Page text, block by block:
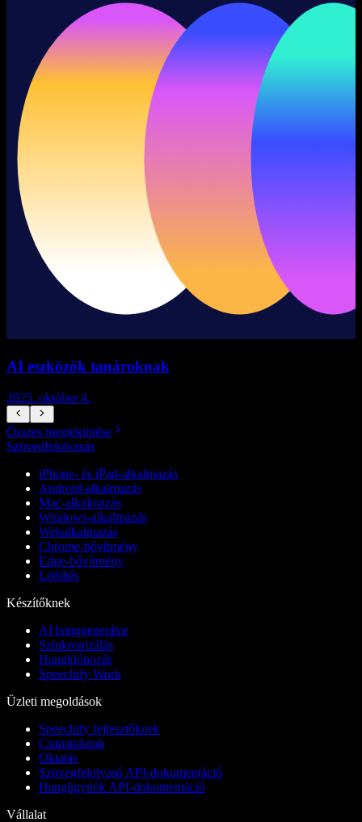
AI eszközök tanároknak
2025. október 4.
Összes megtekintése
Szövegfelolvasás
iPhone- és iPad-alkalmazás
Android-alkalmazás
Mac-alkalmazás
Windows-alkalmazás
Webalkalmazás
Chrome-bővítmény
Edge-bővítmény
Letöltés
Készítőknek
AI hanggenerátor
Szinkronizálás
Hangklónozás
Speechify Work
Üzleti megoldások
Speechify fejlesztőknek
Csapatoknak
Oktatás
Szövegfelolvasó API-dokumentáció
Hangügynök API-dokumentáció
Vállalat